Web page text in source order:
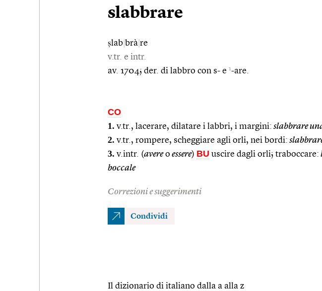
slabbrare
ṣlab brà re
v.tr. e intr.
av. 1704; der. di labbro con s- e 1-are.
CO
1. v.tr., lacerare, dilatare i labbri, i margini: slabbrare
2. v.tr., rompere, scheggiare agli orli, nei bordi:
3. v.intr. (avereo essere) BU uscire dagli orli; traboccare:
boccale
Correzioni e suggerimenti
Condividi
Il dizionario di italiano dalla a alla z